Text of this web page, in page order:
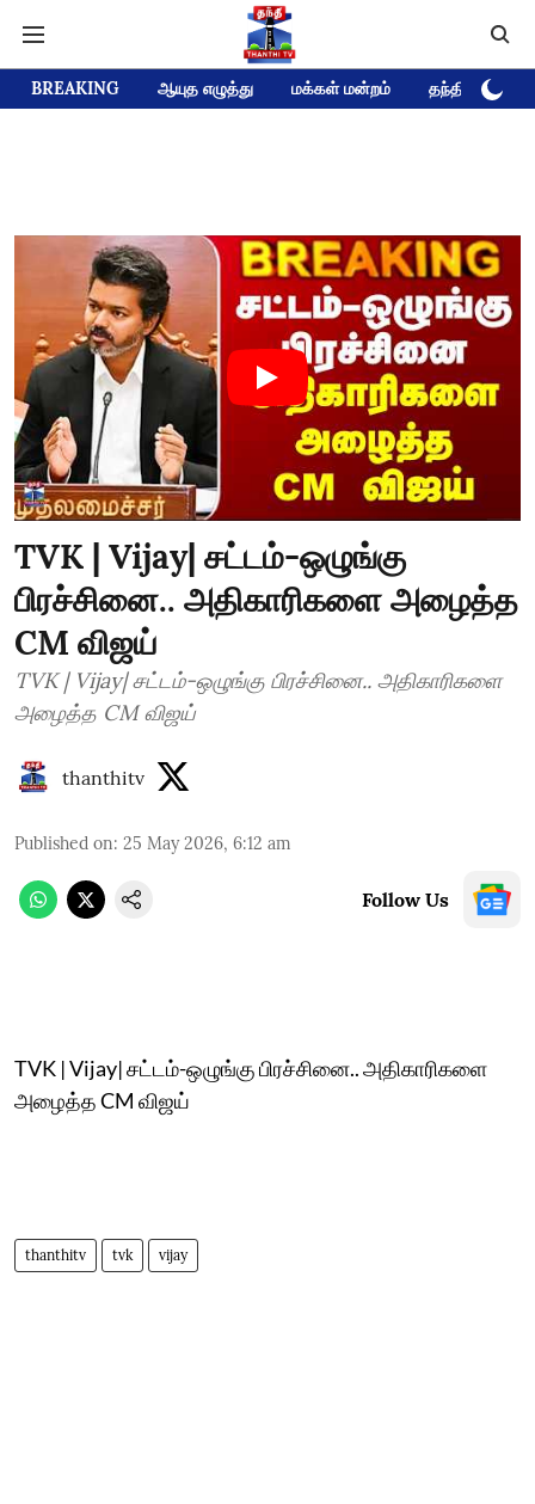
BREAKING ஆயுத எழுத்து மக்கள் மன்றம் தந்தி டிவி
TVK | Vijay| சட்டம்-ஒழுங்கு
பிரச்சினை.. அதிகாரிகளை அழைத்த
CM விஜய்
TVK | Vijay| சட்டம்-ஒழுங்கு பிரச்சினை.. அதிகாரிகளை
அழைத்த CM விஜய்
thanthitv
Published on: 25 May 2026, 6:12 am
Follow Us
TVK | Vijay| சட்டம்-ஒழுங்கு பிரச்சினை.. அதிகாரிகளை
அழைத்த CM விஜய்
thanthitv tvk vijay